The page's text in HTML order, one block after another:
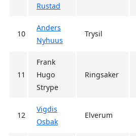
Rustad
10
Anders
Nyhuus
Trysil
11
Frank
Hugo
Strype
Ringsaker
12
Vigdis
Osbak
Elverum